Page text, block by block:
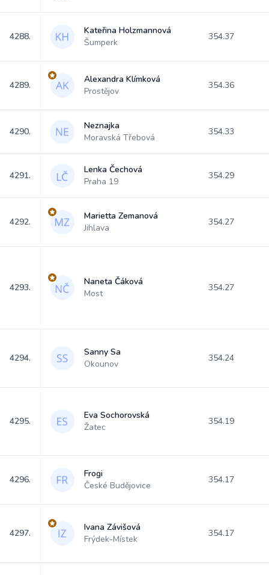
4288.
Kateřina Holzmannová
Šumperk
354.37
4289.
Alexandra Klímková
Prostějov
354.36
4290.
Neznajka
Moravská Třebová
354.33
4291.
Lenka Čechová
Praha 19
354.29
4292.
Marietta Zemanová
Jihlava
354.27
4293.
Naneta Čáková
Most
354.27
4294.
Sanny Sa
Okounov
354.24
4295.
Eva Sochorovská
Žatec
354.19
4296.
Frogi
České Budějovice
354.17
4297.
Ivana Závišová
Frýdek-Místek
354.17